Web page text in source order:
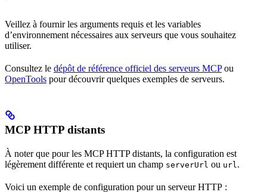
Veillez à fournir les arguments requis et les variables
d’environnement nécessaires aux serveurs que vous souhaitez
utiliser.
Consultez le dépôt de référence officiel des serveurs MCPou
OpenTools pour découvrir quelques exemples de serveurs.
MCP HTTP distants
À noter que pour les MCP HTTP distants, la configuration est
légèrement différente et requiert un champ serverUrl ou url .
Voici un exemple de configuration pour un serveur HTTP :